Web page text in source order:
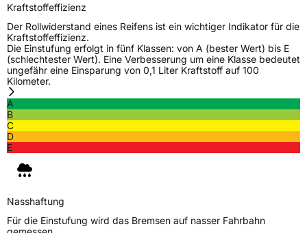
Kraftstoffeffizienz
Der Rollwiderstand eines Reifens ist ein wichtiger Indikator für die
Kraftstoffeffizienz.
Die Einstufung erfolgt in fünf Klassen: von A (bester Wert) bis E
(schlechtester Wert). Eine Verbesserung um eine Klasse bedeutet
ungefähr eine Einsparung von 0,1 Liter Kraftstoff auf 100
Kilometer.
A
B
C
D
E
Nasshaftung
Für die Einstufung wird das Bremsen auf nasser Fahrbahn